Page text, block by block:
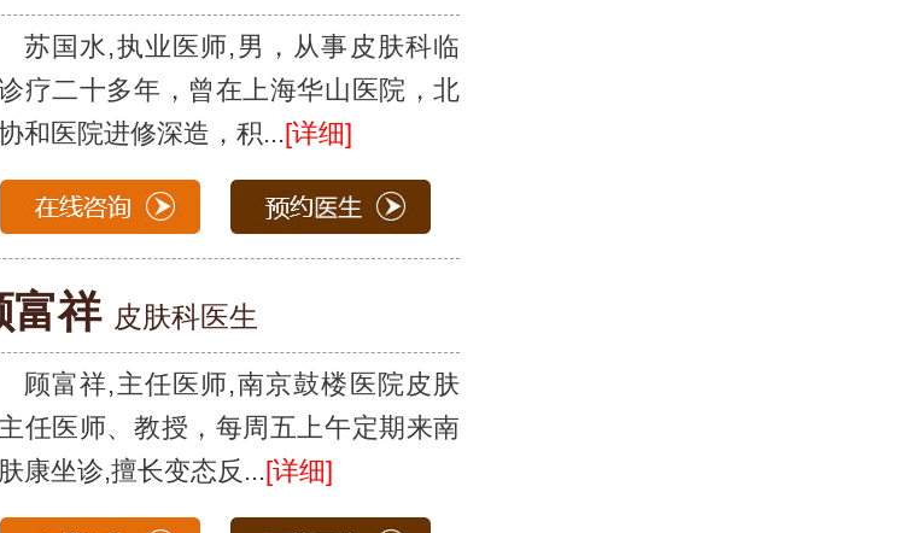
苏国水,执业医师,男，从事皮肤科临
疗二十多年，曾在上海华山医院，北
和医院进修深造，积...[详细]
富祥 皮肤科医生
顾富祥,主任医师,南京鼓楼医院皮肤
任医师、教授，每周五上午定期来南
康坐诊,擅长变态反...[详细]